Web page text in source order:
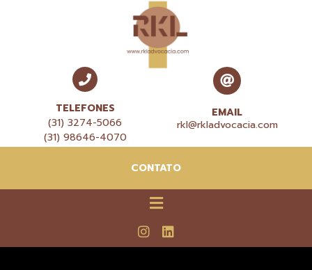
TELEFONES
(31) 3274-5066
(31) 98646-4070
EMAIL
rkl@rkladvocacia.com
CONTATO